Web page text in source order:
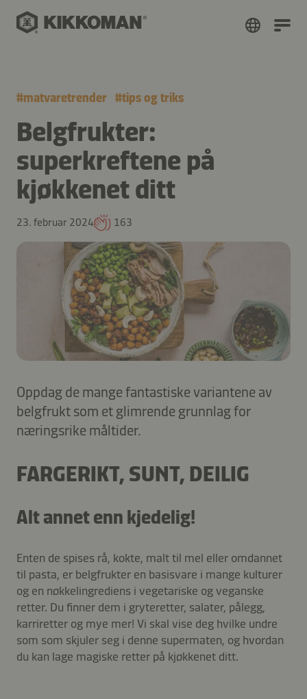
#matvaretrender #tips og triks
Belgfrukter:
superkreftene på
kjøkkenet ditt
23. februar 2024 163
Oppdag de mange fantastiske variantene av
belgfrukt som et glimrende grunnlag for
næringsrike måltider.
FARGERIKT, SUNT, DEILIG
Alt annet enn kjedelig!
Enten de spises rå, kokte, malt til mel eller omdannet
til pasta, er belgfrukter en basisvare i mange kulturer
og en nøkkelingrediens i vegetariske og veganske
retter. Du finner dem i gryteretter, salater, pålegg,
karriretter og mye mer! Vi skal vise deg hvilke undre
som som skjuler seg i denne supermaten, og hvordan
du kan lage magiske retter på kjøkkenet ditt.